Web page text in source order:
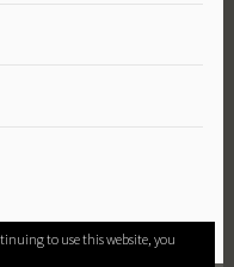
to use this website, you